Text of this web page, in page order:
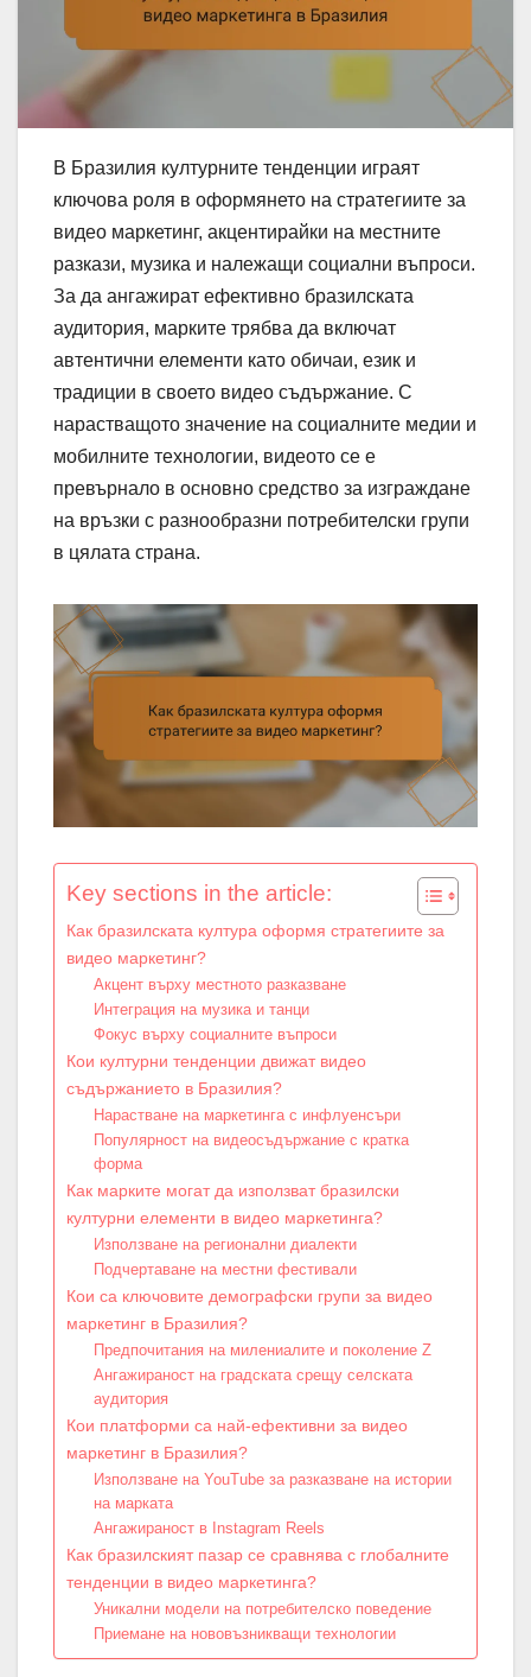
В Бразилия културните тенденции играят
ключова роля в оформянето на стратегиите за
видео маркетинг, акцентирайки на местните
разкази, музика и належащи социални въпроси.
За да ангажират ефективно бразилската
аудитория, марките трябва да включат
автентични елементи като обичаи, език и
традиции в своето видео съдържание. С
нарастващото значение на социалните медии и
мобилните технологии, видеото се е
превърнало в основно средство за изграждане
на връзки с разнообразни потребителски групи
в цялата страна.
Key sections in the article:
Как бразилската култура оформя стратегиите за
видео маркетинг?
Акцент върху местното разказване
Интеграция на музика и танци
Фокус върху социалните въпроси
Кои културни тенденции движат видео
съдържанието в Бразилия?
Нарастване на маркетинга с инфлуенсъри
Популярност на видеосъдържание с кратка
форма
Как марките могат да използват бразилски
културни елементи в видео маркетинга?
Използване на регионални диалекти
Подчертаване на местни фестивали
Кои са ключовите демографски групи за видео
маркетинг в Бразилия?
Предпочитания на милениалите и поколение Z
Ангажираност на градската срещу селската
аудитория
Кои платформи са най-ефективни за видео
маркетинг в Бразилия?
Използване на YouTube за разказване на истории
на марката
Ангажираност в Instagram Reels
Как бразилският пазар се сравнява с глобалните
тенденции в видео маркетинга?
Уникални модели на потребителско поведение
Приемане на нововъзникващи технологии